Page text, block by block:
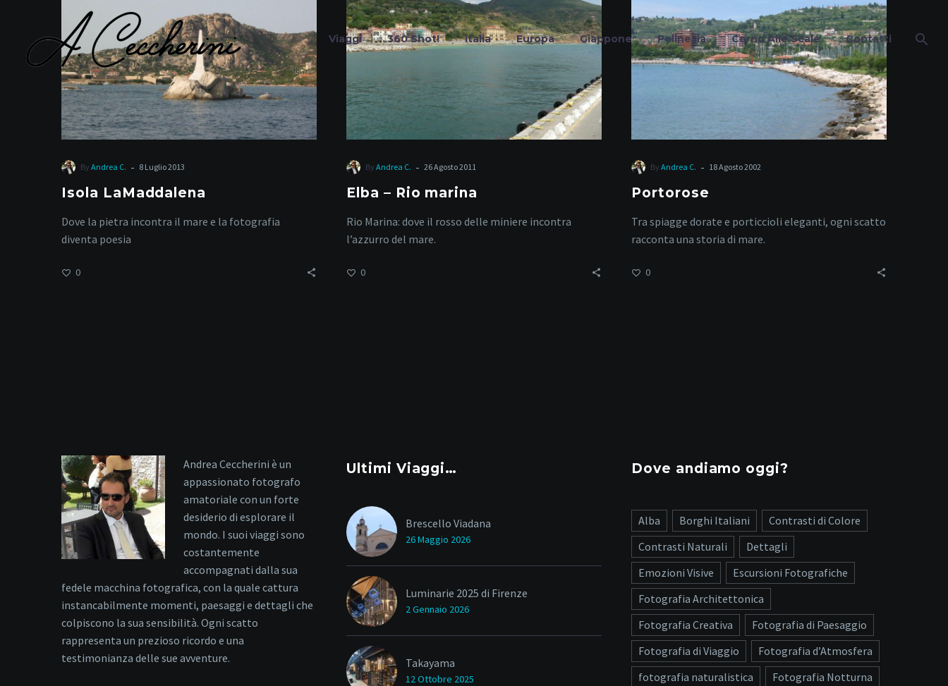
Viaggi 360 Shot! Italia Europa Giappone Polinesia Corno Alle Scale Contatti
Barche
By Andrea C. - 8 Luglio 2013
Isola LaMaddalena
Dove la pietra incontra il mare e la fotografia
diventa poesia
0
marina
By Andrea C. - 26 Agosto 2011
Elba – Rio marina
Rio Marina: dove il rosso delle miniere incontra
l’azzurro del mare.
0
By Andrea C. - 18 Agosto 2002
Portorose
Tra spiagge dorate e porticcioli eleganti, ogni scatto
racconta una storia di mare.
0
Andrea Ceccherini è un
appassionato fotografo
amatoriale con un forte
desiderio di esplorare il
mondo. I suoi viaggi sono
costantemente
accompagnati dalla sua
fedele macchina fotografica, con la quale cattura
instancabilmente momenti, paesaggi e dettagli che
colpiscono la sua sensibilità. Ogni scatto
rappresenta un prezioso ricordo e una
testimonianza delle sue avventure.
Ultimi Viaggi…
Brescello Viadana
26 Maggio 2026
Luminarie 2025 di Firenze
2 Gennaio 2026
Takayama
12 Ottobre 2025
Dove andiamo oggi?
Alba Borghi Italiani
Contrasti di Colore
Contrasti Naturali
Dettagli
Emozioni Visive
Escursioni Fotografiche
Fotografia Architettonica
Fotografia Creativa
Fotografia di Paesaggio
Fotografia di Viaggio
Fotografia d’Atmosfera
fotografia naturalistica
Fotografia Notturna